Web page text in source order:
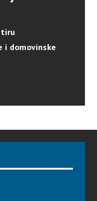
i domovinske